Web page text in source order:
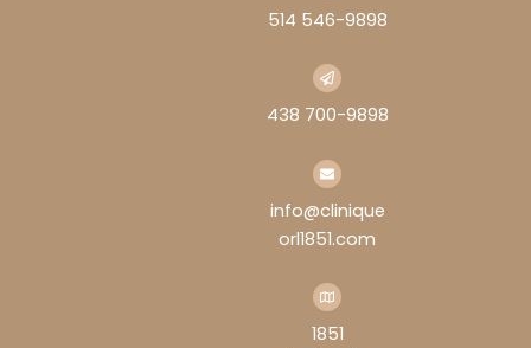
514 546-9898
438 700-9898
info@clinique
orl1851.com
1851